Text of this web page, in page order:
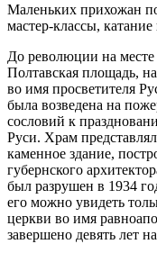
Маленьких прихожан
мастер-классы,
До революции на месте
Полтавская площадь,
во имя просветителя
была возведена на
сословий к
Руси. Храм
каменное здание,
губернского
был разрушен в 1934
его можно увидеть
церкви во имя
завершено девять лет